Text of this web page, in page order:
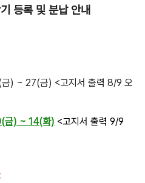
등록 및 분납 안내
) ~ 27(금) <고지서 출력 8/9 오
금) ~ 14(화) <고지서 출력 9/9